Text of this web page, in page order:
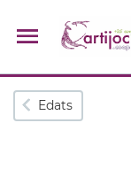
Cerques populars
Edats